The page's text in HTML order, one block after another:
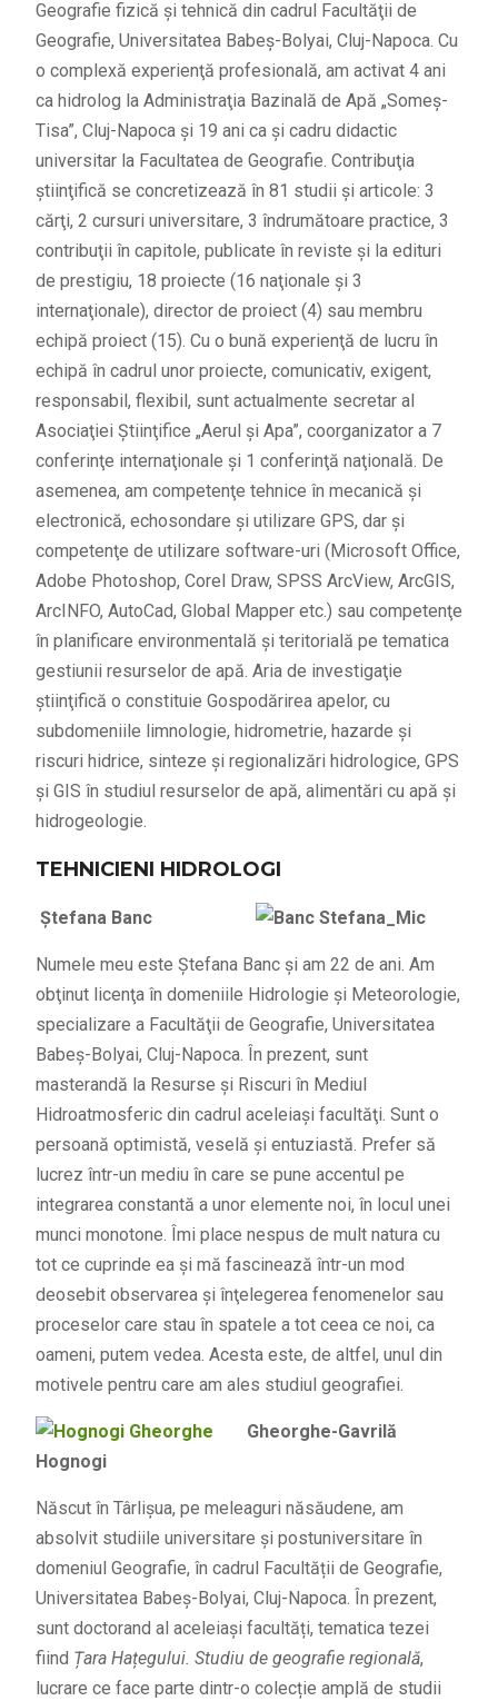
Geografie fizică şi tehnică din cadrul Facultăţii de
Geografie, Universitatea Babeş-Bolyai, Cluj-Napoca. Cu
o complexă experienţă profesională, am activat 4 ani
ca hidrolog la Administraţia Bazinală de Apă „Someş-
Tisa”, Cluj-Napoca şi 19 ani ca şi cadru didactic
universitar la Facultatea de Geografie. Contribuţia
ştiinţifică se concretizează în 81 studii şi articole: 3
cărţi, 2 cursuri universitare, 3 îndrumătoare practice, 3
contribuţii în capitole, publicate în reviste şi la edituri
de prestigiu, 18 proiecte (16 naţionale şi 3
internaţionale), director de proiect (4) sau membru
echipă proiect (15). Cu o bună experienţă de lucru în
echipă în cadrul unor proiecte, comunicativ, exigent,
responsabil, flexibil, sunt actualmente secretar al
Asociaţiei Ştiinţifice „Aerul şi Apa”, coorganizator a 7
conferinţe internaţionale şi 1 conferinţă naţională. De
asemenea, am competenţe tehnice în mecanică şi
electronică, echosondare şi utilizare GPS, dar şi
competenţe de utilizare software-uri (Microsoft Office,
Adobe Photoshop, Corel Draw, SPSS ArcView, ArcGIS,
ArcINFO, AutoCad, Global Mapper etc.) sau competenţe
în planificare environmentală şi teritorială pe tematica
gestiunii resurselor de apă. Aria de investigaţie
ştiinţifică o constituie Gospodărirea apelor, cu
subdomeniile limnologie, hidrometrie, hazarde şi
riscuri hidrice, sinteze şi regionalizări hidrologice, GPS
şi GIS în studiul resurselor de apă, alimentări cu apă şi
hidrogeologie.
TEHNICIENI HIDROLOGI
Ştefana Banc
Numele meu este Ştefana Banc şi am 22 de ani. Am
obţinut licenţa în domeniile Hidrologie şi Meteorologie,
specializare a Facultăţii de Geografie, Universitatea
Babeş-Bolyai, Cluj-Napoca. În prezent, sunt
masterandă la Resurse şi Riscuri în Mediul
Hidroatmosferic din cadrul aceleiaşi facultăţi. Sunt o
persoană optimistă, veselă şi entuziastă. Prefer să
lucrez într-un mediu în care se pune accentul pe
integrarea constantă a unor elemente noi, în locul unei
munci monotone. Îmi place nespus de mult natura cu
tot ce cuprinde ea şi mă fascinează într-un mod
deosebit observarea şi înţelegerea fenomenelor sau
proceselor care stau în spatele a tot ceea ce noi, ca
oameni, putem vedea. Acesta este, de altfel, unul din
motivele pentru care am ales studiul geografiei.
Gheorghe-Gavrilă
Hognogi
Născut în Târlișua, pe meleaguri năsăudene, am
absolvit studiile universitare și postuniversitare în
domeniul Geografie, în cadrul Facultății de Geografie,
Universitatea Babeș-Bolyai, Cluj-Napoca. În prezent,
sunt doctorand al aceleiași facultăți, tematica tezei
fiind Țara Hațegului. Studiu de geografie regională,
lucrare ce face parte dintr-o colecție amplă de studii